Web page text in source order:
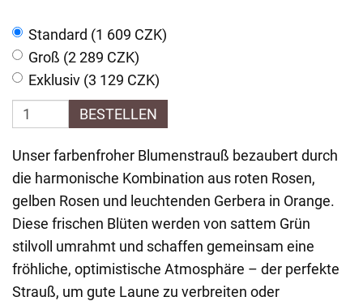
Standard (1 609 CZK)
Groß (2 289 CZK)
Exklusiv (3 129 CZK)
BESTELLEN
Unser farbenfroher Blumenstrauß bezaubert durch
die harmonische Kombination aus roten Rosen,
gelben Rosen und leuchtenden Gerbera in Orange.
Diese frischen Blüten werden von sattem Grün
stilvoll umrahmt und schaffen gemeinsam eine
fröhliche, optimistische Atmosphäre – der perfekte
Strauß, um gute Laune zu verbreiten oder